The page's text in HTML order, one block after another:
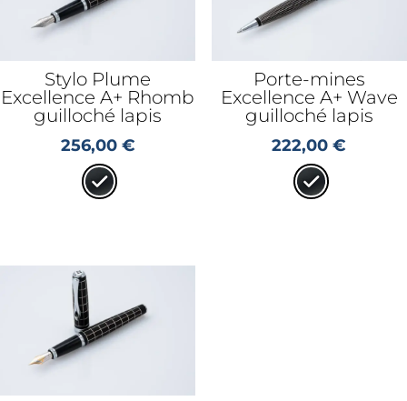
Stylo Plume
Excellence A+ Rhomb
guilloché lapis
256,00 €
Porte-mines
Excellence A+ Wave
guilloché lapis
222,00€